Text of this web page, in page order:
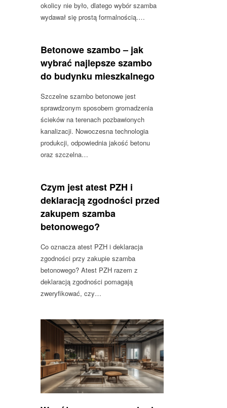
okolicy nie było, dlatego wybór szamba
wydawał się prostą formalnością.…
Betonowe szambo – jak
wybrać najlepsze szambo
do budynku mieszkalnego
Szczelne szambo betonowe jest
sprawdzonym sposobem gromadzenia
ścieków na terenach pozbawionych
kanalizacji. Nowoczesna technologia
produkcji, odpowiednia jakość betonu
oraz szczelna…
Czym jest atest PZH i
deklaracją zgodności przed
zakupem szamba
betonowego?
Co oznacza atest PZH i deklaracja
zgodności przy zakupie szamba
betonowego? Atest PZH razem z
deklaracją zgodności pomagają
zweryfikować, czy…